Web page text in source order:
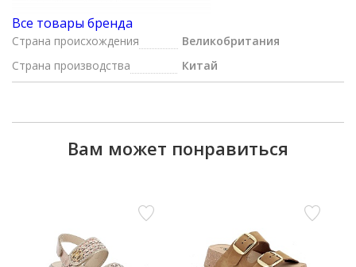
Все товары бренда
Страна происхождения
Великобритания
Страна производства
Китай
Вам может понравиться